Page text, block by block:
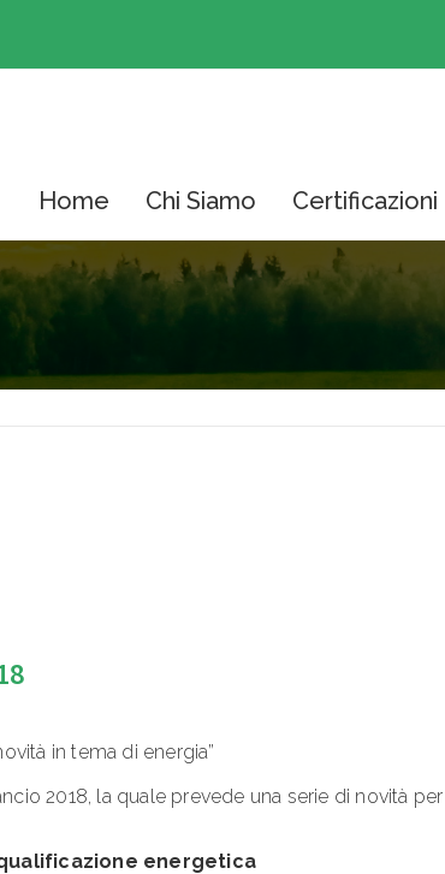
Home Chi Siamo Certificazioni
in tema di energia”
2018, la quale prevede una serie di novità per
energetica